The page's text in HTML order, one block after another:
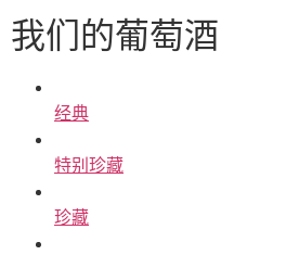
我们的葡萄酒
经典
特别珍藏
珍藏